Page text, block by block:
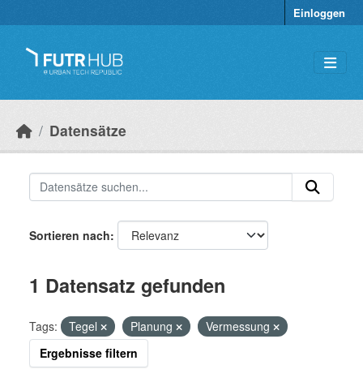
Einloggen
Datensätze
Sortieren nach
1 Datensatz gefunden
Tags: Tegel Planung
Vermessung
Ergebnisse filtern